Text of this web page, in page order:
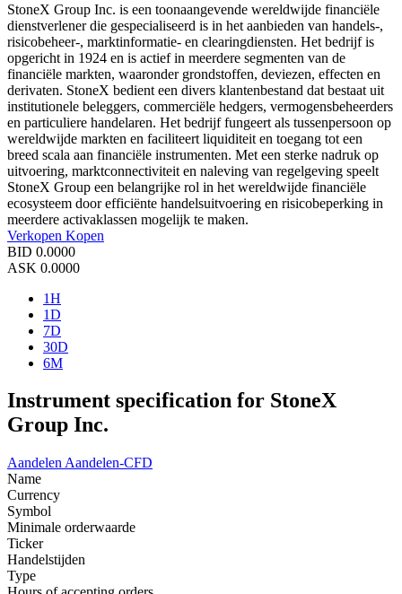
StoneX Group Inc. is een toonaangevende wereldwijde financiële
dienstverlener die gespecialiseerd is in het aanbieden van handels-,
risicobeheer-, marktinformatie- en clearingdiensten. Het bedrijf is
opgericht in 1924 en is actief in meerdere segmenten van de
financiële markten, waaronder grondstoffen, deviezen, effecten en
derivaten. StoneX bedient een divers klantenbestand dat bestaat uit
institutionele beleggers, commerciële hedgers, vermogensbeheerders
en particuliere handelaren. Het bedrijf fungeert als tussenpersoon op
wereldwijde markten en faciliteert liquiditeit en toegang tot een
breed scala aan financiële instrumenten. Met een sterke nadruk op
uitvoering, marktconnectiviteit en naleving van regelgeving speelt
StoneX Group een belangrijke rol in het wereldwijde financiële
ecosysteem door efficiënte handelsuitvoering en risicobeperking in
meerdere activaklassen mogelijk te maken.
Verkopen Kopen
BID 0.0000
ASK 0.0000
1H
1D
7D
30D
6M
Instrument specification for StoneX
Group Inc.
Aandelen Aandelen-CFD
Name
Currency
Symbol
Minimale orderwaarde
Ticker
Handelstijden
Type